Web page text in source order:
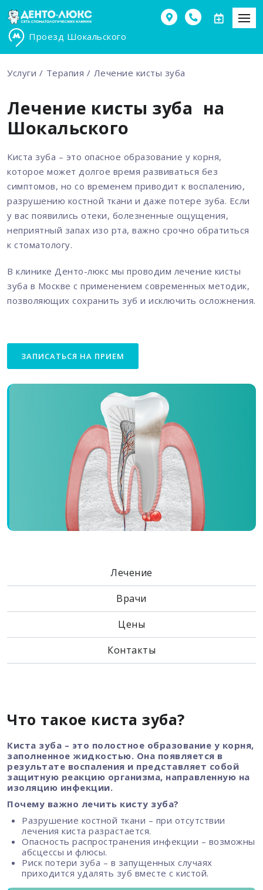
Проезд Шокальского
Услуги Терапия Лечение кисты зуба
Лечение кисты зуба на
Шокальского
Киста зуба – это опасное образование у корня,
которое может долгое время развиваться без
симптомов, но со временем приводит к воспалению,
разрушению костной ткани и даже потере зуба. Если
у вас появились отеки, болезненные ощущения,
неприятный запах изо рта, важно срочно обратиться
к стоматологу.
В клинике Денто-люкс мы проводим лечение кисты
зуба в Москве с применением современных методик,
позволяющих сохранить зуб и исключить осложнения.
ЗАПИСАТЬСЯ НА ПРИЕМ
Лечение
Врачи
Цены
Контакты
Что такое киста зуба?
Киста зуба – это полостное образование у корня,
заполненное жидкостью. Она появляется в
результате воспаления и представляет собой
защитную реакцию организма, направленную на
изоляцию инфекции.
Почему важно лечить кисту зуба?
Разрушение костной ткани – при отсутствии
лечения киста разрастается.
Опасность распространения инфекции – возможны
абсцессы и флюсы.
Риск потери зуба – в запущенных случаях
приходится удалять зуб вместе с кистой.